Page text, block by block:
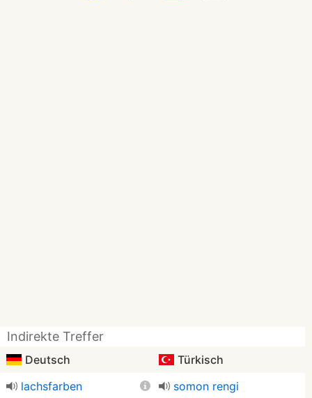
Indirekte Treffer
Deutsch
Türkisch
lachsfarben
somon rengi